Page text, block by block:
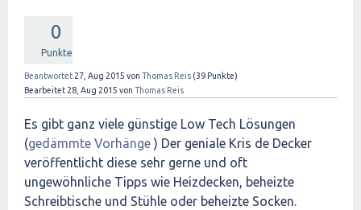
0
Punkte
Beantwortet 27, Aug 2015 von Thomas Reis (39 Punkte)
Bearbeitet 28, Aug 2015 von Thomas Reis
Es gibt ganz viele günstige Low Tech Lösungen
(gedämmte Vorhänge ) Der geniale Kris de Decker
veröffentlicht diese sehr gerne und oft
ungewöhnliche Tipps wie Heizdecken, beheizte
Schreibtische und Stühle oder beheizte Socken.